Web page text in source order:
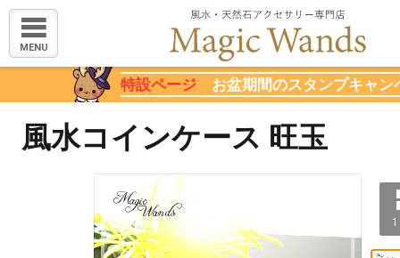
MENU
特設ページ お盆期間のスタンプキャン
風水コインケース 旺玉